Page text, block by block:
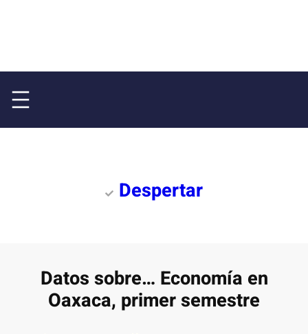
Despertar
Datos sobre… Economía en
Oaxaca, primer semestre